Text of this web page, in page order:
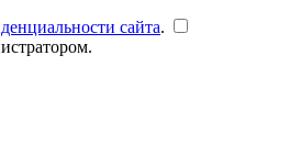
сайта.